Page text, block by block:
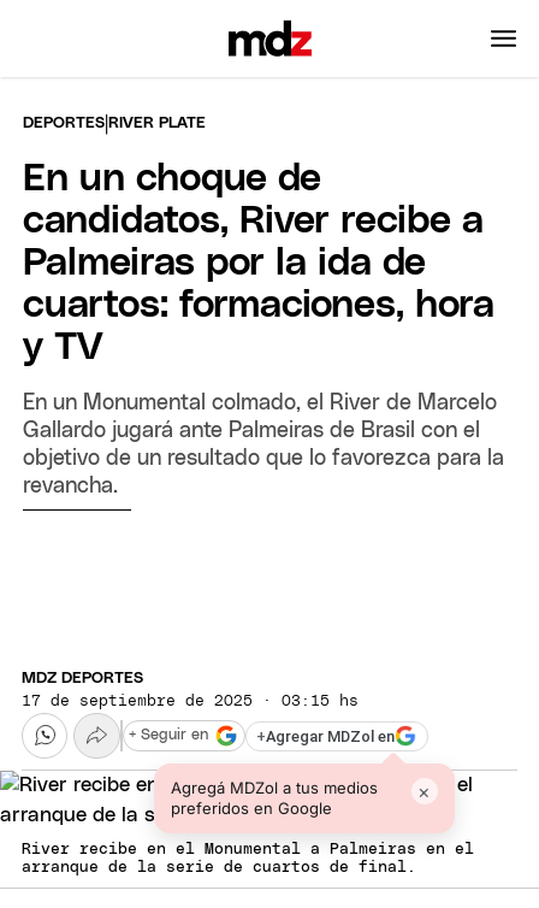
DEPORTES |RIVER PLATE
En un choque de
candidatos, River recibe a
Palmeiras por la ida de
cuartos: formaciones, hora
y TV
En un Monumental colmado, el River de Marcelo
Gallardo jugará ante Palmeiras de Brasil con el
objetivo de un resultado que lo favorezca para la
revancha.
MDZ DEPORTES
17 de septiembre de 2025 · 03:15 hs
+Agregar MDZol en
Agregá MDZol a tus medios
preferidos en Google
×
+ Seguir en
River recibe en el Monumental a Palmeiras en el
arranque de la serie de cuartos de final.